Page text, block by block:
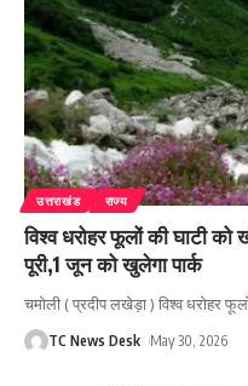
उत्तराखंड राज्य
विश्व धरोहर फूलों की घाटी को
पूरी,1 जून को खुलेगा पार्क
चमोली ( प्रदीप लखेड़ा ) विश्व धरोहर
TC News Desk May 30, 2026